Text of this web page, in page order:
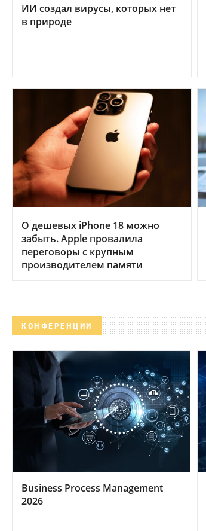
ИИ создал вирусы, которых нет
в природе
О дешевых iPhone 18 можно
забыть. Apple провалила
переговоры с крупным
производителем памяти
КОНФЕРЕНЦИИ
Business Process Management
2026